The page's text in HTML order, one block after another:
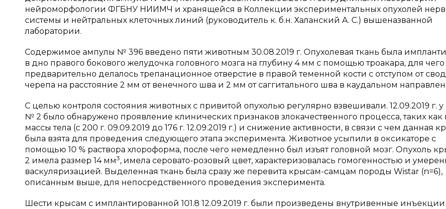
нейроморфологии ФГБНУ НИИМЧ и хранящейся в Коллекции экспериментальных опухолей
системы и нейтральных клеточных линий (руководитель к. б.н. Халанский А. С.) вышеназванной
лаборатории.
Содержимое ампулы № 396 введено пяти животным 30.08.2019 г. Опухолевая ткань была
в дно правого бокового желудочка головного мозга на глубину 4 мм с помощью троакара, для чего
предварительно делалось трепанационное отверстие в правой теменной кости с отступом от
черепа на расстояние 2 мм от венечного шва и 2 мм от саггитального шва в каудальном
С целью контроля состояния животных с привитой опухолью регулярно взвешивали. 12.09.2019 г.
№ 2 было обнаружено проявление клинических признаков злокачественного процесса, таких как
массы тела (с 200 г. 09.09.2019 до 176 г. 12.09.2019 г.) и снижение активности, в связи с чем данная
была взята для проведения следующего этапа эксперимента. Животное усыпили в оксикаторе с
помощью 10 % раствора хлороформа, после чего немедленно был изъят головной мозг. Опухоль
2 имела размер 14 мм3, имела серовато-розовый цвет, характеризовалась гомогенностью и
васкуляризацией. Выделенная ткань была сразу же перевита крысам-самцам породы Wistar (n=6),
описанным выше, для непосредственного проведения эксперимента.
Шести крысам с имплантированной 101.8 12.09.2019 г. были произведены внутривенные инъекции